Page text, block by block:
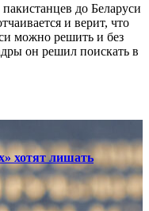
до Беларуси
и верит, что
можно решить и без
он решил поискать в
хотят лишать